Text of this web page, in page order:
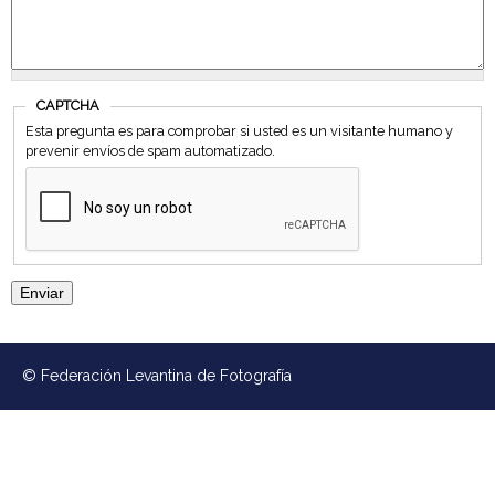
v
a
n
i
n
a
d
CAPTCHA
Esta pregunta es para comprobar si usted es un visitante humano y
prevenir envíos de spam automatizado.
© Federación Levantina de Fotografía